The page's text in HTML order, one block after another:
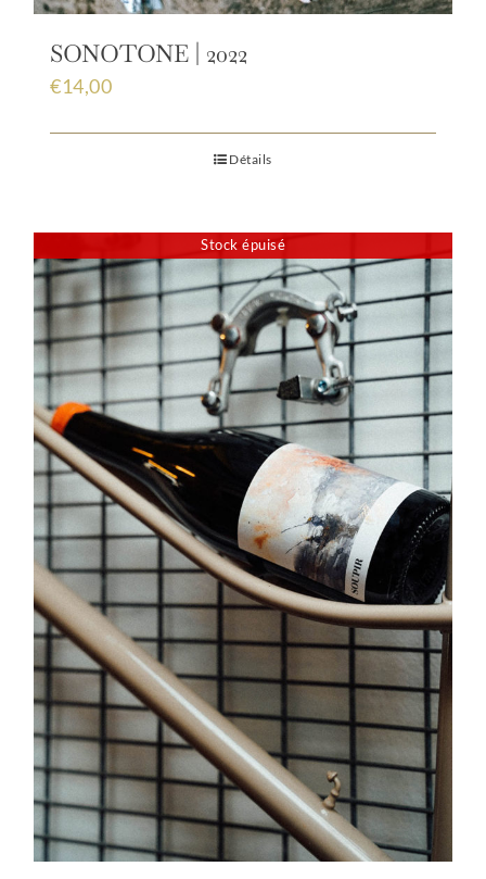
SONOTONE | 2022
€14,00
Détails
Stock épuisé